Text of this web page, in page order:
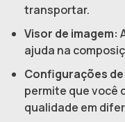
transportar.
Visor de imagem:
ajuda na
Configurações
permite que você
qualidade em